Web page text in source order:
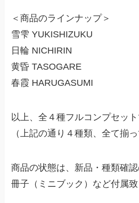
＜商品のラインナップ＞
雪雫 YUKISHIZUKU
日輪 NICHIRIN
黄昏 TASOGARE
春霞 HARUGASUMI
以上、全４種フルコンプセット
（上記の通り４種類、全て揃っ
商品の状態は、新品・種類確認
冊子（ミニブック）など付属致